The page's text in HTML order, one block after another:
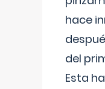
hace
del
Esta